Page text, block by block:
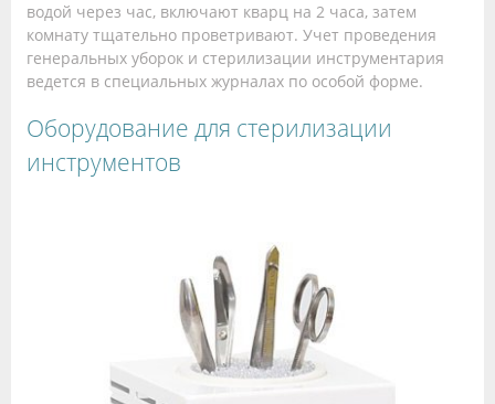
водой через час, включают кварц на 2 часа, затем
комнату тщательно проветривают. Учет проведения
генеральных уборок и стерилизации инструментария
ведется в специальных журналах по особой форме.
Оборудование для стерилизации
инструментов